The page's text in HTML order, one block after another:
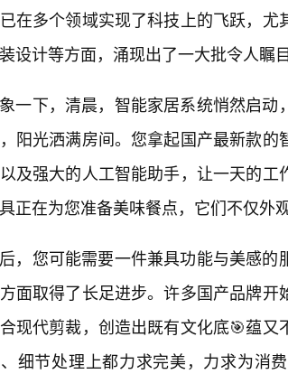
在多个领域实现了科技上的飞跃，
设计等方面，涌现出了一大批令人瞩目
一下，清晨，智能家居系统悄然启
阳光洒满房间。您拿起国产最新款
及强大的人工智能助手，让一天的
正在为您准备美味餐点，它们不仅外
，您可能需要一件兼具功能与美感
面取得了长足进步。许多国产品牌
现代剪裁，创造出既有文化底🎯蕴
细节处理上都力求完美，力求为消